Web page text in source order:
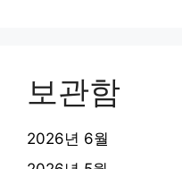
보관함
2026년 6월